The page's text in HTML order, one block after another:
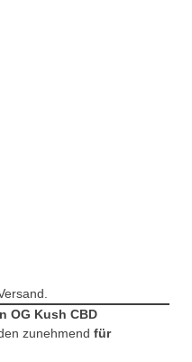
OG Kush CBD
zunehmend für